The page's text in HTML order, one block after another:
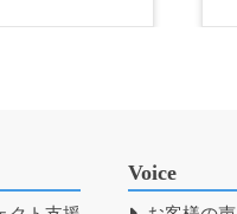
Voice